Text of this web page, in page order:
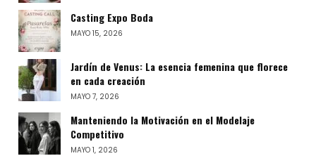
Casting Expo Boda
MAYO 15, 2026
Jardín de Venus: La esencia femenina que florece
en cada creación
MAYO 7, 2026
Manteniendo la Motivación en el Modelaje
Competitivo
MAYO 1, 2026